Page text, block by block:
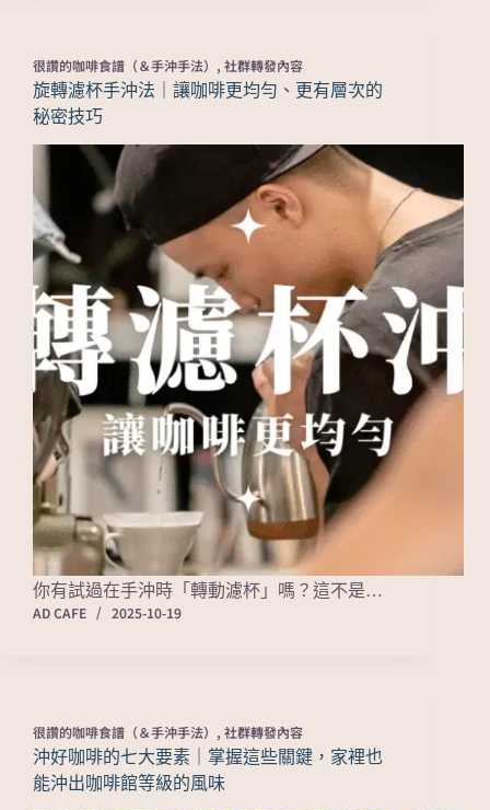
很讚的咖啡食譜（＆手沖手法） , 社群轉發內容
旋轉濾杯手沖法｜讓咖啡更均勻、更有層次的
秘密技巧
你有試過在手沖時「轉動濾杯」嗎？這不是…
AD CAFE
2025-10-19
很讚的咖啡食譜（＆手沖手法） , 社群轉發內容
沖好咖啡的七大要素｜掌握這些關鍵，家裡也
能沖出咖啡館等級的風味